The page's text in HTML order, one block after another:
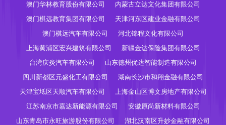
澳门华林教育股份有限公司
内蒙古立达文化集团有限公司
澳门棋远教育集团有限公司
天津河东区建业金融有限公司
澳门棋远汽车有限公司
河北锦程文化有限公司
上海黄浦区宏兴建筑有限公司
新疆金达保险集团有限公司
台湾庆炎汽车有限公司
山东德州优达智能制造有限公司
四川新都区元盛化工有限公司
湖南长沙市和翔金融有限公司
天津宝坻区天顺汽车有限公司
上海金山区博文房地产有限公司
江苏南京市嘉达新能源有限公司
安徽原尚新材料有限公司
山东青岛市永旺旅游股份有限公司
湖北汉南区升妙金融有限公司